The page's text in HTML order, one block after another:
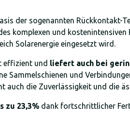
der sogenannten Rückkontakt-
komplexen und
Solarenergie eingesetzt wird.
effizient und liefert auch bei
Sammelschienen und
auch die Zuverlässigkeit und die
zu 23,3% dank fortschrittlicher